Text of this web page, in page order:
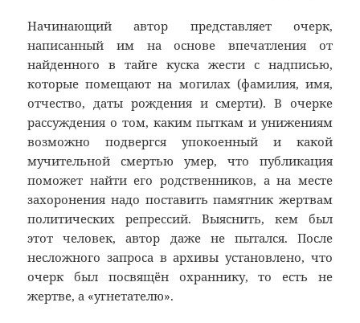
Начинающий автор представляет очерк,
написанный им на основе впечатления от
найденного в тайге куска жести с надписью,
которые помещают на могилах (фамилия, имя,
отчество, даты рождения и смерти). В очерке
рассуждения о том, каким пыткам и унижениям
возможно подвергся упокоенный и какой
мучительной смертью умер, что публикация
поможет найти его родственников, а на месте
захоронения надо поставить памятник жертвам
политических репрессий. Выяснить, кем был
этот человек, автор даже не пытался. После
несложного запроса в архивы установлено, что
очерк был посвящён охраннику, то есть не
жертве, а «угнетателю».